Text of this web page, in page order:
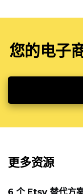
您的电子
更多资源